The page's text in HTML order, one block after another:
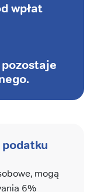
wpłat
mogą
6%